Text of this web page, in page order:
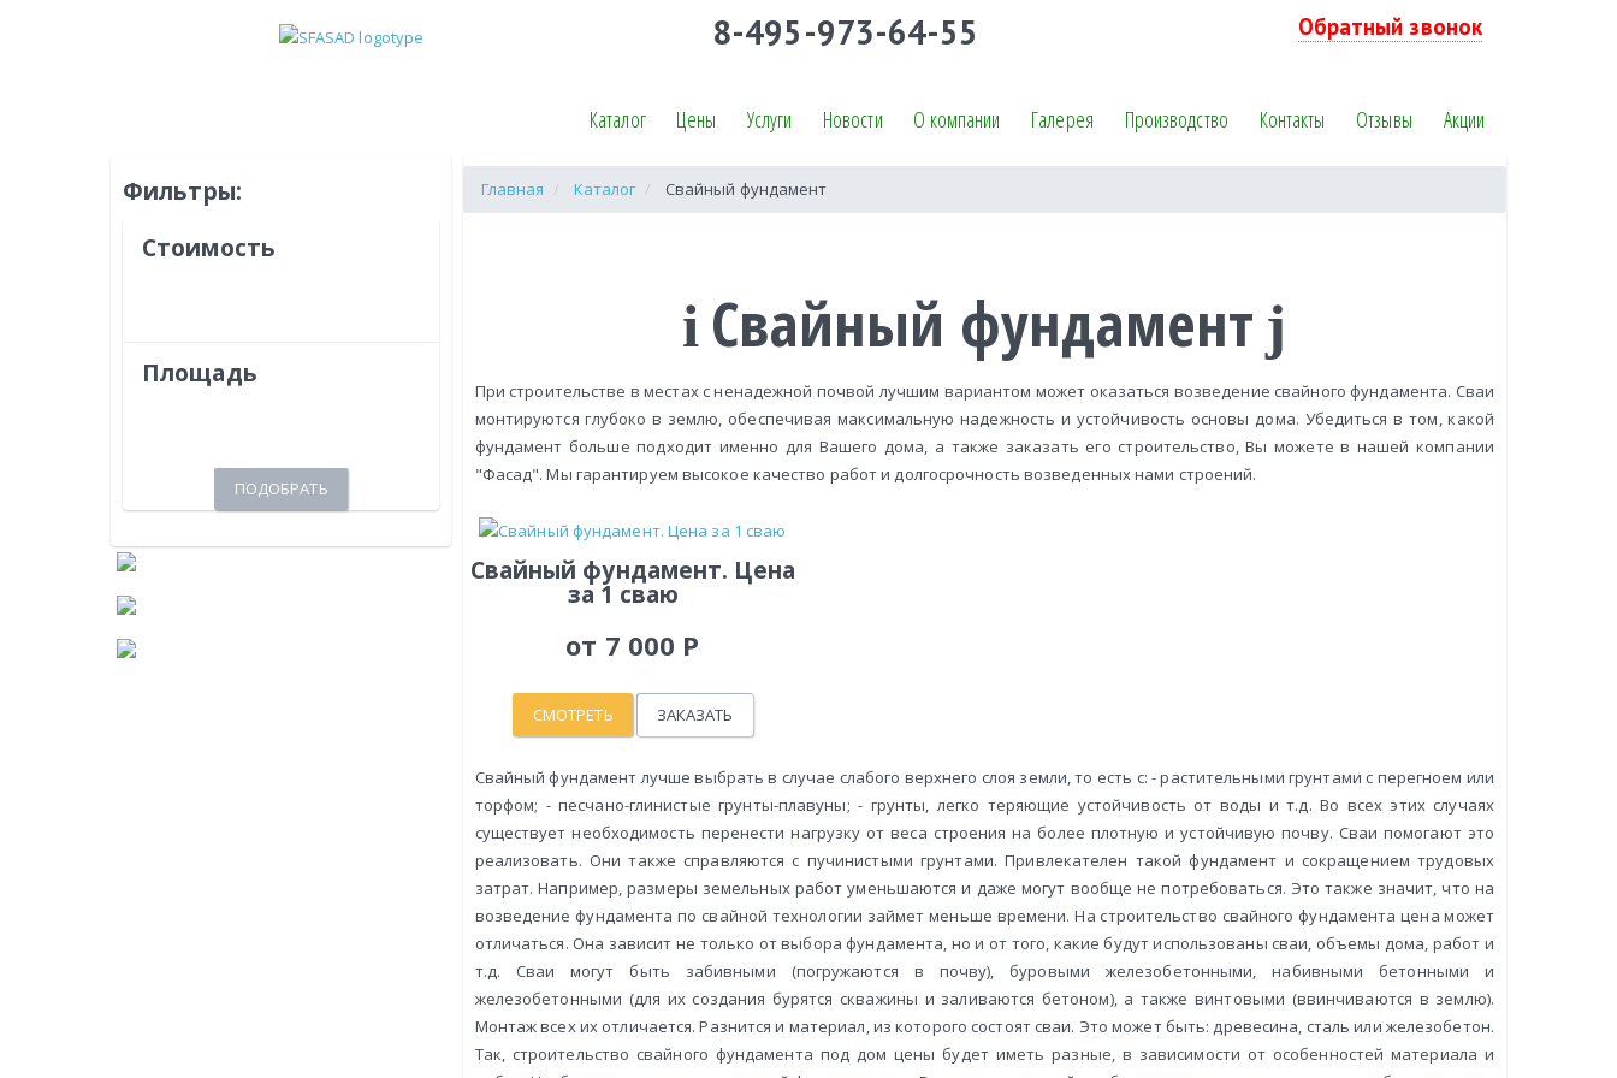
8-495-973-64-55 Обратный звонок
Каталог Цены Услуги Новости О компании Галерея Производство Контакты Отзывы Акции
Фильтры:
Стоимость
Площадь
Главная Каталог Свайный фундамент
Свайный фундамент
При строительстве в местах с ненадежной почвой лучшим вариантом может оказаться возведение свайного фундамента. Сваи
монтируются глубоко в землю, обеспечивая максимальную надежность и устойчивость основы дома. Убедиться в том, какой
фундамент больше подходит именно для Вашего дома, а также заказать его строительство, Вы можете в нашей компании
"Фасад". Мы гарантируем высокое качество работ и долгосрочность возведенных нами строений.
Свайный фундамент. Цена
за 1 сваю
от 7 000 Р
СМОТРЕТЬ ЗАКАЗАТЬ
Свайный фундамент лучше выбрать в случае слабого верхнего слоя земли, то есть с: - растительными грунтами с перегноем или
торфом; - песчано-глинистые грунты-плавуны; - грунты, легко теряющие устойчивость от воды и т.д. Во всех этих случаях
существует необходимость перенести нагрузку от веса строения на более плотную и устойчивую почву. Сваи помогают это
реализовать. Они также справляются с пучинистыми грунтами. Привлекателен такой фундамент и сокращением трудовых
затрат. Например, размеры земельных работ уменьшаются и даже могут вообще не потребоваться. Это также значит, что на
возведение фундамента по свайной технологии займет меньше времени. На строительство свайного фундамента цена может
отличаться. Она зависит не только от выбора фундамента, но и от того, какие будут использованы сваи, объемы дома, работ и
т.д. Сваи могут быть забивными (погружаются в почву), буровыми железобетонными, набивными бетонными и
железобетонными (для их создания бурятся скважины и заливаются бетоном), а также винтовыми (ввинчиваются в землю).
Монтаж всех их отличается. Разнится и материал, из которого состоят сваи. Это может быть: древесина, сталь или железобетон.
Так, строительство свайного фундамента под дом цены будет иметь разные, в зависимости от особенностей материала и